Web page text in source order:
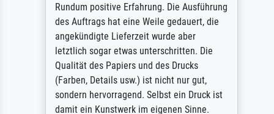
Rundum positive Erfahrung. Die Ausführung
des Auftrags hat eine Weile gedauert, die
angekündigte Lieferzeit wurde aber
letztlich sogar etwas unterschritten. Die
Qualität des Papiers und des Drucks
(Farben, Details usw.) ist nicht nur gut,
sondern hervorragend. Selbst ein Druck ist
damit ein Kunstwerk im eigenen Sinne.